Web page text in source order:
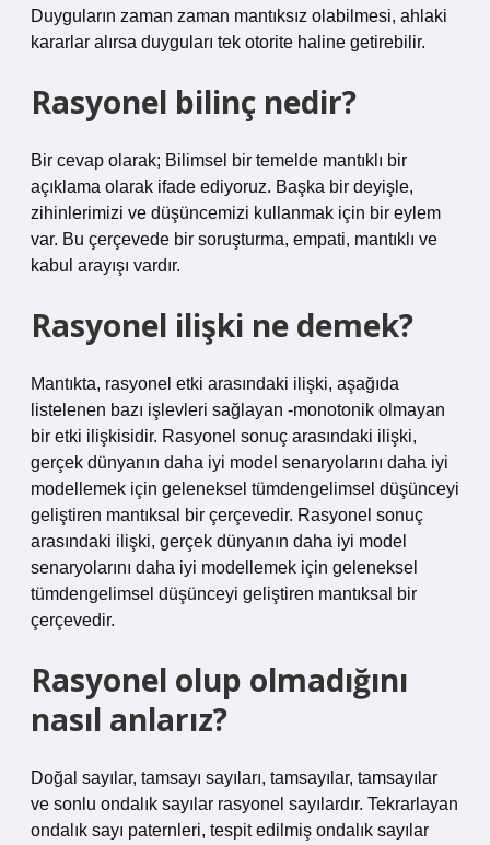
Duyguların zaman zaman mantıksız olabilmesi, ahlaki
kararlar alırsa duyguları tek otorite haline getirebilir.
Rasyonel bilinç nedir?
Bir cevap olarak; Bilimsel bir temelde mantıklı bir
açıklama olarak ifade ediyoruz. Başka bir deyişle,
zihinlerimizi ve düşüncemizi kullanmak için bir eylem
var. Bu çerçevede bir soruşturma, empati, mantıklı ve
kabul arayışı vardır.
Rasyonel ilişki ne demek?
Mantıkta, rasyonel etki arasındaki ilişki, aşağıda
listelenen bazı işlevleri sağlayan -monotonik olmayan
bir etki ilişkisidir. Rasyonel sonuç arasındaki ilişki,
gerçek dünyanın daha iyi model senaryolarını daha iyi
modellemek için geleneksel tümdengelimsel düşünceyi
geliştiren mantıksal bir çerçevedir. Rasyonel sonuç
arasındaki ilişki, gerçek dünyanın daha iyi model
senaryolarını daha iyi modellemek için geleneksel
tümdengelimsel düşünceyi geliştiren mantıksal bir
çerçevedir.
Rasyonel olup olmadığını
nasıl anlarız?
Doğal sayılar, tamsayı sayıları, tamsayılar, tamsayılar
ve sonlu ondalık sayılar rasyonel sayılardır. Tekrarlayan
ondalık sayı paternleri, tespit edilmiş ondalık sayılar